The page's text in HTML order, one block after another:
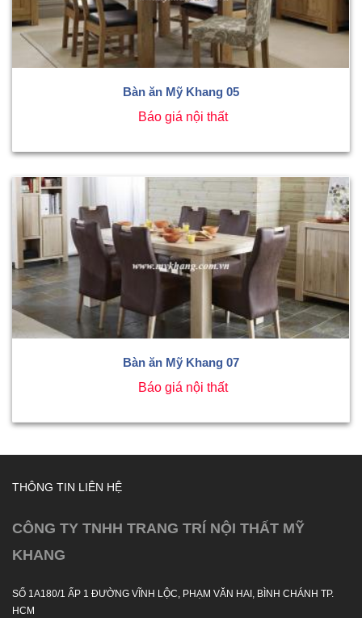
Bàn ăn Mỹ Khang 05
Báo giá nội thất
Bàn ăn Mỹ Khang 07
Báo giá nội thất
THÔNG TIN LIÊN HỆ
CÔNG TY TNHH TRANG TRÍ NỘI THẤT MỸ
KHANG
SỐ 1A180/1 ẤP 1 ĐƯỜNG VĨNH LỘC, PHẠM VĂN HAI, BÌNH CHÁNH TP.
HCM